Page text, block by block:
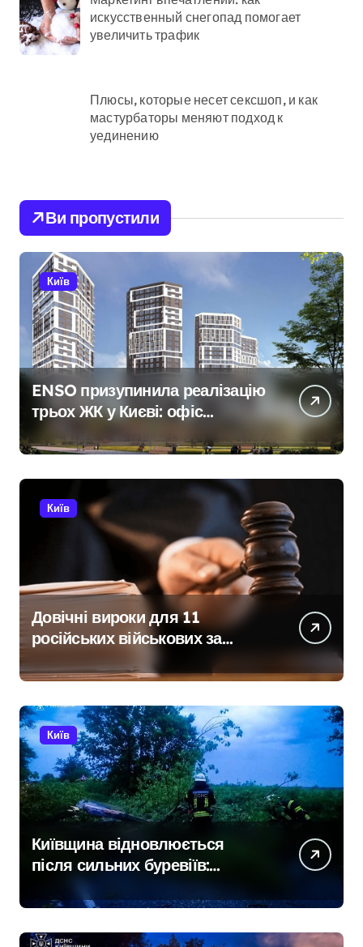
искусственный снегопад помогает
увеличить трафик
Плюсы, которые несет сексшоп, и как
мастурбаторы меняют подход к
уединению
Ви пропустили
Київ
ENSO призупинила реалізацію
трьох ЖК у Києві: офіс
керівник покинув місто
Київ
Довічні вироки для 11
російських військових за
Київщині
Київ
Київщина відновлюється
після сильних буревіїв:
пошкоджено 62 будинки,
понад 18 тисяч родин
залишились без електрики